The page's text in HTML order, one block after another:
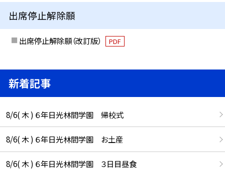
出席停止解除願
出席停止解除願（改訂版） PDF
新着記事
8/6( 木 ) ６年日光林間学園 帰校式
8/6( 木 ) ６年日光林間学園 お土産
8/6( 木 ) ６年日光林間学園 ３日目昼食